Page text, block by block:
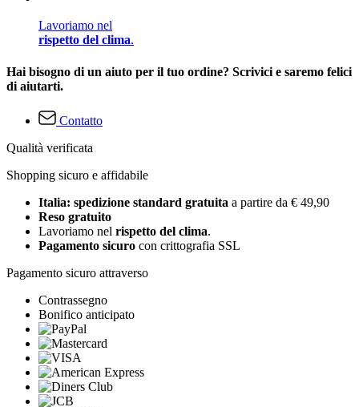
Lavoriamo nel
rispetto del clima.
Hai bisogno di un aiuto per il tuo ordine? Scrivici e saremo felici
di aiutarti.
Contatto
Qualità verificata
Shopping sicuro e affidabile
Italia: spedizione standard gratuita a partire da € 49,90
Reso gratuito
Lavoriamo nel rispetto del clima.
Pagamento sicuro con crittografia SSL
Pagamento sicuro attraverso
Contrassegno
Bonifico anticipato